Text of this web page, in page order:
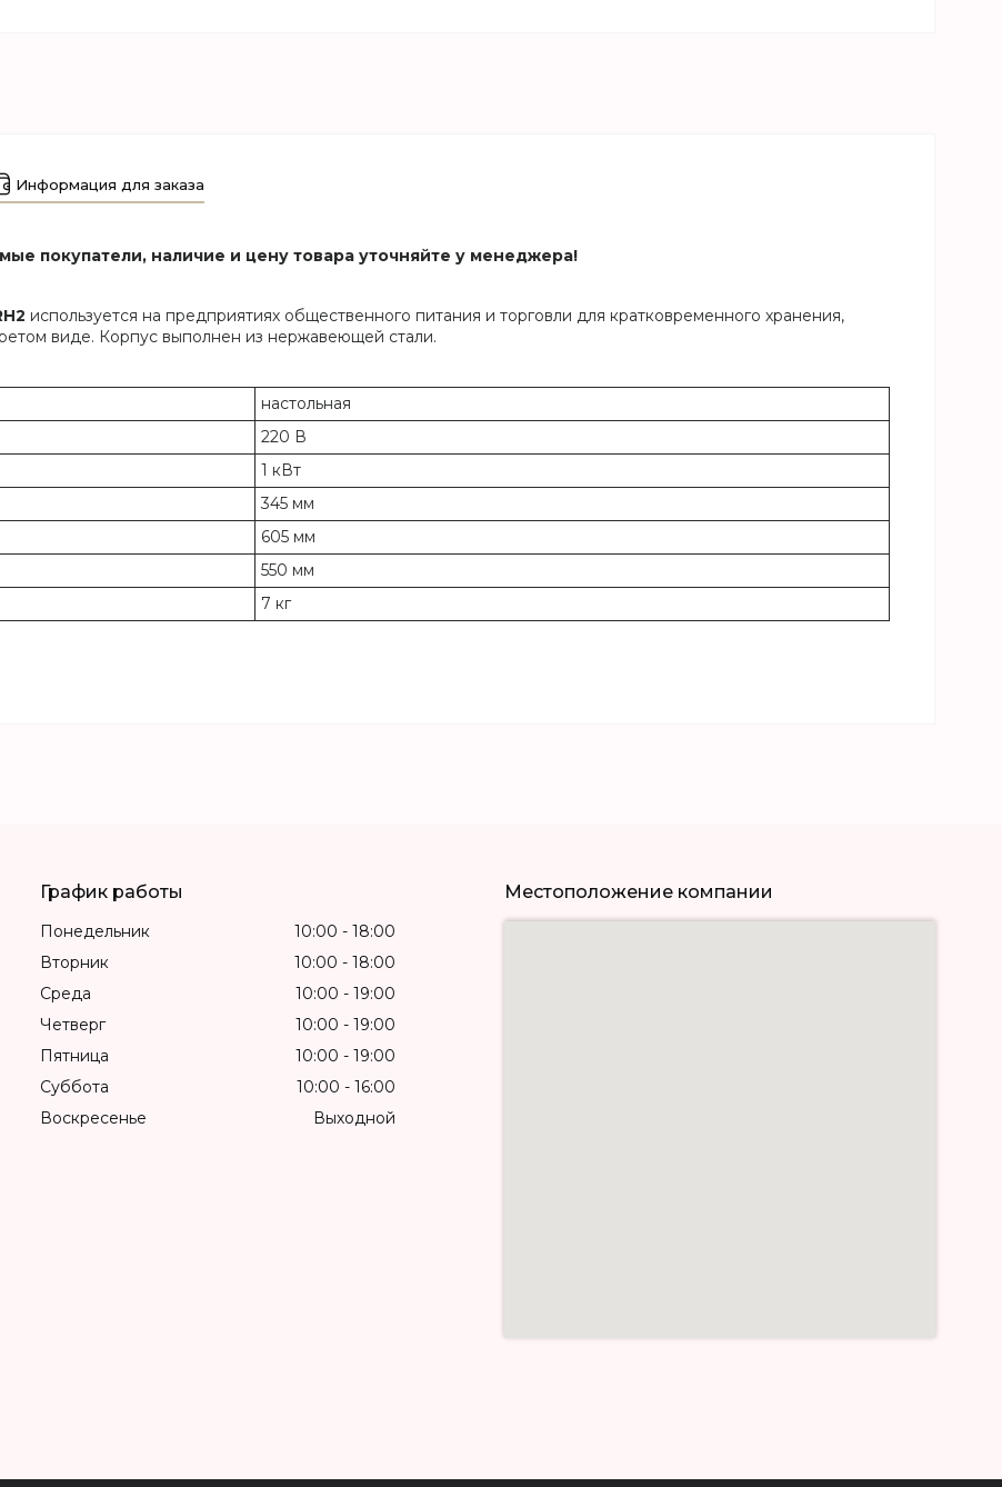
Информация для заказа
покупатели, наличие и цену товара уточняйте у менеджера!
используется на предприятиях общественного питания и торговли для кратковременного хранения,
виде. Корпус выполнен из нержавеющей стали.
настольная
220 В
1 кВт
345 мм
605 мм
550 мм
7 кг
График работы
Понедельник 10:00
18:00
Вторник
10:00
18:00
Среда
10:00
19:00
Четверг
10:00
19:00
Пятница
10:00
19:00
Суббота
10:00
16:00
Воскресенье
Выходной
Местоположение компании